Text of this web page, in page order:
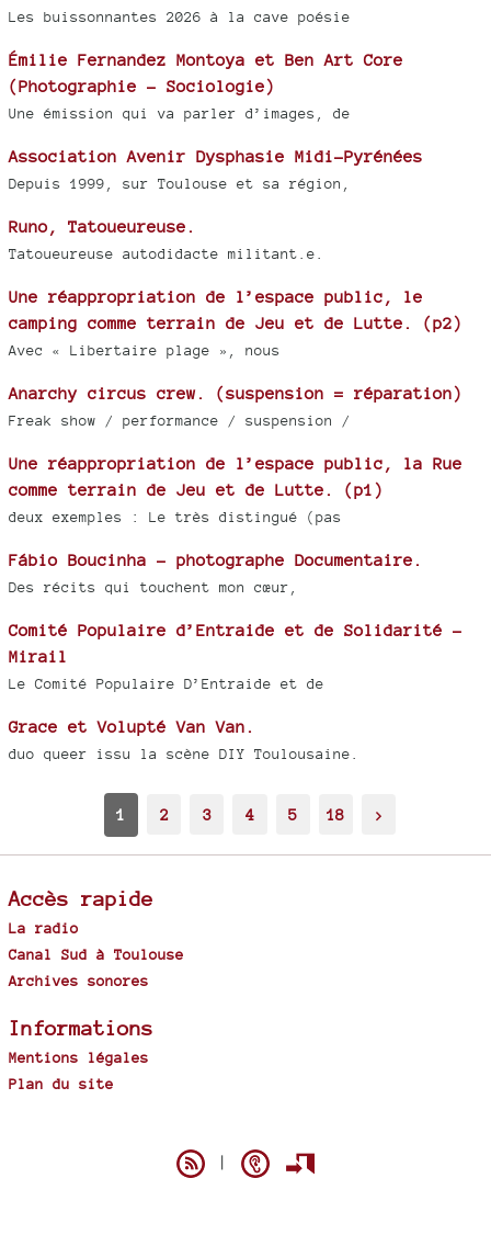
Les buissonnantes 2026 à la cave poésie
Émilie Fernandez Montoya et Ben Art Core
(Photographie - Sociologie)
Une émission qui va parler d’images, de
Association Avenir Dysphasie Midi-Pyrénées
Depuis 1999, sur Toulouse et sa région,
Runo, Tatoueureuse.
Tatoueureuse autodidacte militant.e.
Une réappropriation de l’espace public, le
camping comme terrain de Jeu et de Lutte. (p2)
Avec « Libertaire plage », nous
Anarchy circus crew. (suspension = réparation)
Freak show / performance / suspension /
Une réappropriation de l’espace public, la Rue
comme terrain de Jeu et de Lutte. (p1)
deux exemples : Le très distingué (pas
Fábio Boucinha - photographe Documentaire.
Des récits qui touchent mon cœur,
Comité Populaire d’Entraide et de Solidarité -
Mirail
Le Comité Populaire D’Entraide et de
Grace et Volupté Van Van.
duo queer issu la scène DIY Toulousaine.
1 2 3 4 5 18 >
Accès rapide
La radio
Canal Sud à Toulouse
Archives sonores
Informations
Mentions légales
Plan du site
|